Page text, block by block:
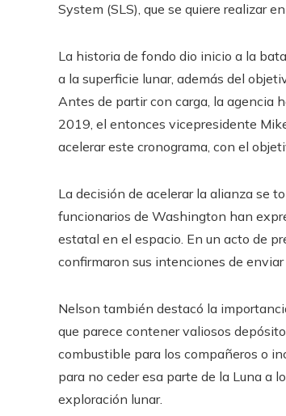
System (SLS), que se quiere realizar
La historia de fondo dio inicio a la
a la superficie lunar, además del
Antes de partir con carga, la agencia
2019, el entonces vicepresidente
acelerar este cronograma, con el
La decisión de acelerar la alianza se
funcionarios de Washington han
estatal en el espacio. En un acto de
confirmaron sus intenciones de
Nelson también destacó la
que parece contener valiosos
combustible para los compañeros o
para no ceder esa parte de la Luna a
exploración lunar.